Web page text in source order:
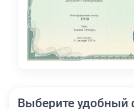
Выберите удобный